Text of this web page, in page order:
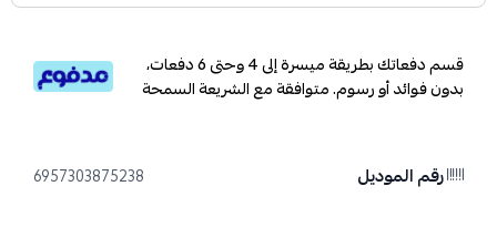
قسم دفعاتك بطريقة ميسرة إلى 4 وحتى 6 دفعات،
بدون فوائد أو رسوم. متوافقة مع الشريعة السمحة
رقم الموديل 6957303875238